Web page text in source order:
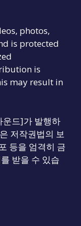
photos,
is protected
is
may result in
드]가 발행하
저작권법의 보
등을 엄격히 금
받을 수 있습